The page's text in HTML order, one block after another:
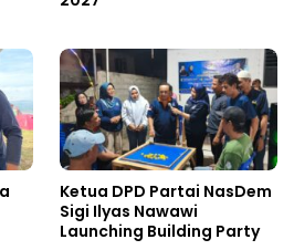
Ketua DPD Partai NasDem
Sigi Ilyas Nawawi
Launching Building Party